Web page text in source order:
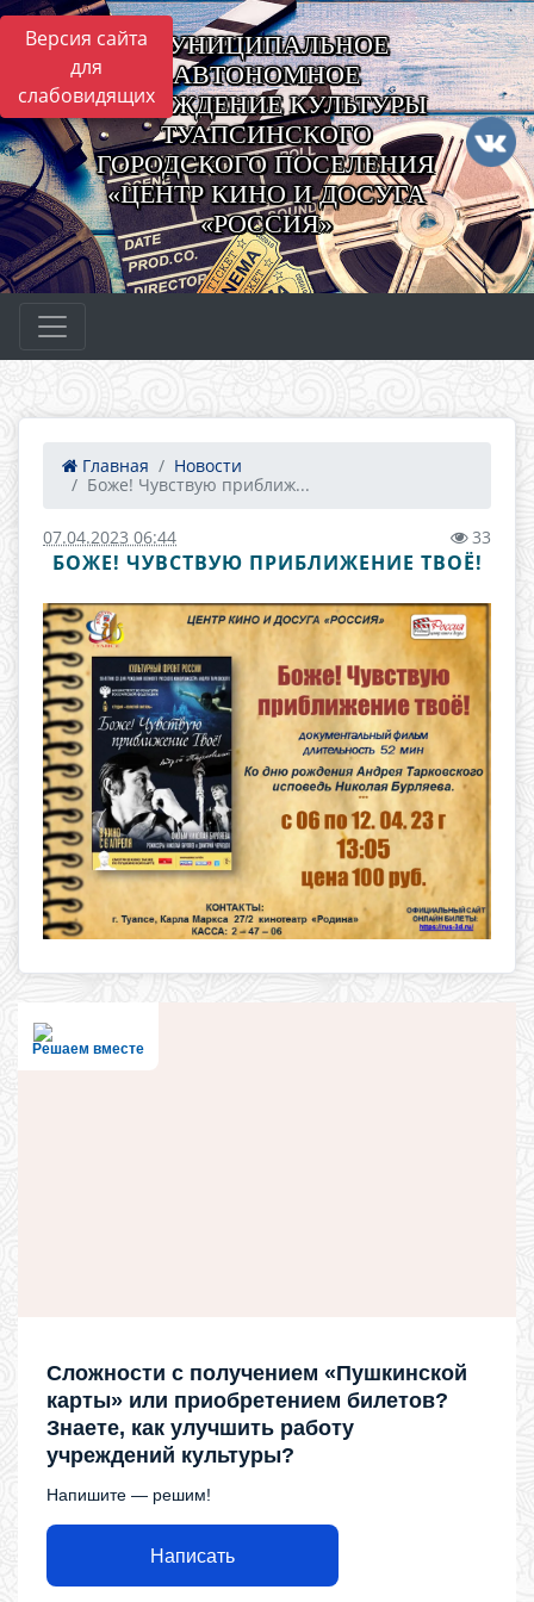
Версия сайта
для
слабовидящих
МУНИЦИПАЛЬНОЕ
АВТОНОМНОЕ
УЧРЕЖДЕНИЕ КУЛЬТУРЫ
ТУАПСИНСКОГО
ГОРОДСКОГО ПОСЕЛЕНИЯ
«ЦЕНТР КИНО И ДОСУГА
«РОССИЯ»
Главная
Новости
Боже! Чувствую приближ...
07.04.2023 06:44 33
БОЖЕ! ЧУВСТВУЮ ПРИБЛИЖЕНИЕ ТВОЁ!
Решаем вместе
Сложности с получением «Пушкинской
карты» или приобретением билетов?
Знаете, как улучшить работу
учреждений культуры?
Напишите — решим!
Написать